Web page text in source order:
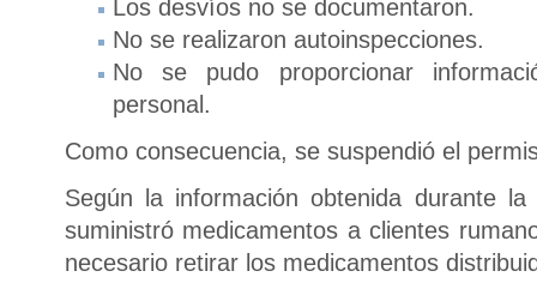
Los desvíos no se documentaron.
No se realizaron autoinspecciones.
No se pudo proporcionar
personal.
Como consecuencia, se suspendió el
Según la información obtenida durante
suministró medicamentos a clientes
necesario retirar los medicamentos